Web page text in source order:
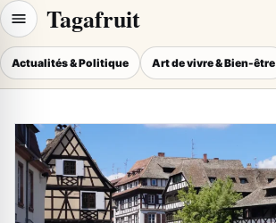
Tagafruit
Actualités & Politique Art de vivre & Bien-être